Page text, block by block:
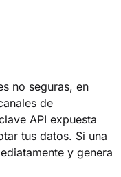
no seguras, en
de
API expuesta
tus datos. Si una
y genera